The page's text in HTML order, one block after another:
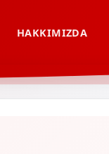
HAKKIMIZDA